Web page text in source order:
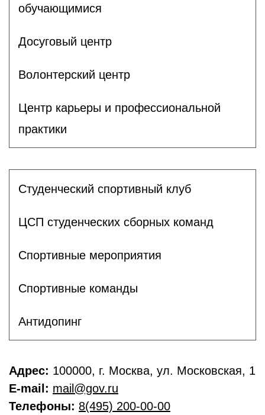
обучающимися
Досуговый центр
Волонтерский центр
Центр карьеры и профессиональной
практики
Студенческий спортивный клуб
ЦСП студенческих сборных команд
Спортивные мероприятия
Спортивные команды
Антидопинг
Адрес: 100000, г. Москва, ул. Московская, 1
E-mail: mail@gov.ru
Телефоны: 8(495) 200-00-00